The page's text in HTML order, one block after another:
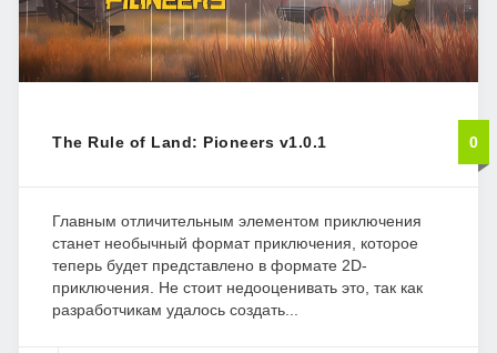
The Rule of Land: Pioneers v1.0.1 0
Главным отличительным элементом приключения
станет необычный формат приключения, которое
теперь будет представлено в формате 2D-
приключения. Не стоит недооценивать это, так как
разработчикам удалось создать...